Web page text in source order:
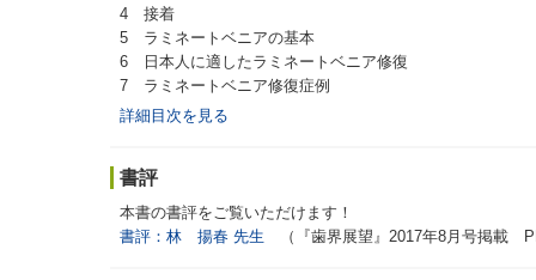
4 接着
5 ラミネートベニアの基本
6 日本人に適したラミネートベニア修復
7 ラミネートベニア修復症例
詳細目次を見る
書評
本書の書評をご覧いただけます！
書評：林 揚春 先生 （『歯界展望』2017年8月号掲載